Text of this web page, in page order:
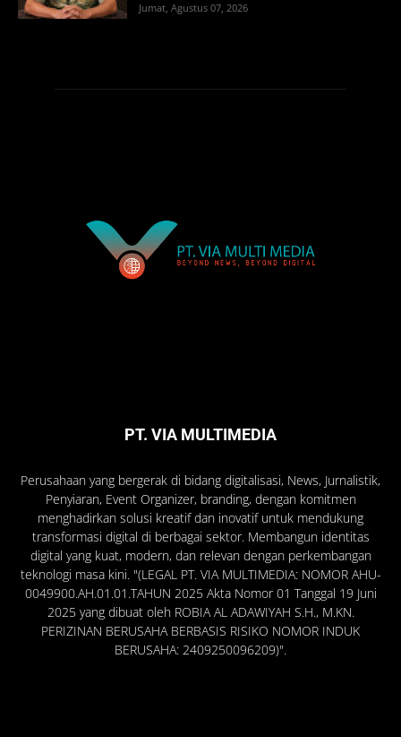
Jumat, Agustus 07, 2026
PT. VIA MULTIMEDIA
Perusahaan yang bergerak di bidang digitalisasi, News, Jurnalistik,
Penyiaran, Event Organizer, branding, dengan komitmen
menghadirkan solusi kreatif dan inovatif untuk mendukung
transformasi digital di berbagai sektor. Membangun identitas
digital yang kuat, modern, dan relevan dengan perkembangan
teknologi masa kini. "(LEGAL PT. VIA MULTIMEDIA: NOMOR AHU-
0049900.AH.01.01.TAHUN 2025 Akta Nomor 01 Tanggal 19 Juni
2025 yang dibuat oleh ROBIA AL ADAWIYAH S.H., M.KN.
PERIZINAN BERUSAHA BERBASIS RISIKO NOMOR INDUK
BERUSAHA: 2409250096209)".